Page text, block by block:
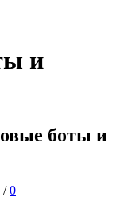
и
боты и
/ 0